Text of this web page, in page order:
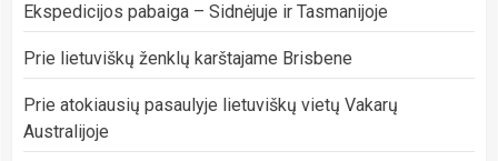
Ekspedicijos pabaiga – Sidnėjuje ir Tasmanijoje
Prie lietuviškų ženklų karštajame Brisbene
Prie atokiausių pasaulyje lietuviškų vietų Vakarų
Australijoje